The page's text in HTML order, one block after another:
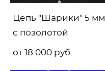
Цепь "Шарики" 5 мм
с позолотой
от 18 000 pуб.